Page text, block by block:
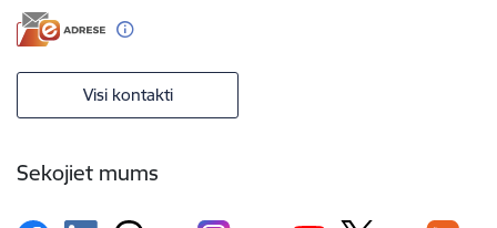
Visi kontakti
Sekojiet mums